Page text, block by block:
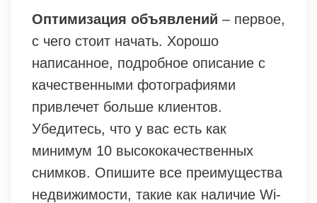
Оптимизация объявлений – первое,
с чего стоит начать. Хорошо
написанное, подробное описание с
качественными фотографиями
привлечет больше клиентов.
Убедитесь, что у вас есть как
минимум 10 высококачественных
снимков. Опишите все преимущества
недвижимости, такие как наличие Wi-